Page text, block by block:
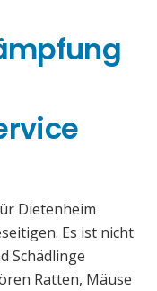
Dietenheim
Es ist nicht
Schädlinge
Ratten, Mäuse